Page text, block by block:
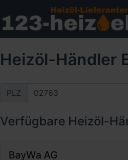
Heizöl-Händler
PLZ
Verfügbare Heizöl-
BayWa AG